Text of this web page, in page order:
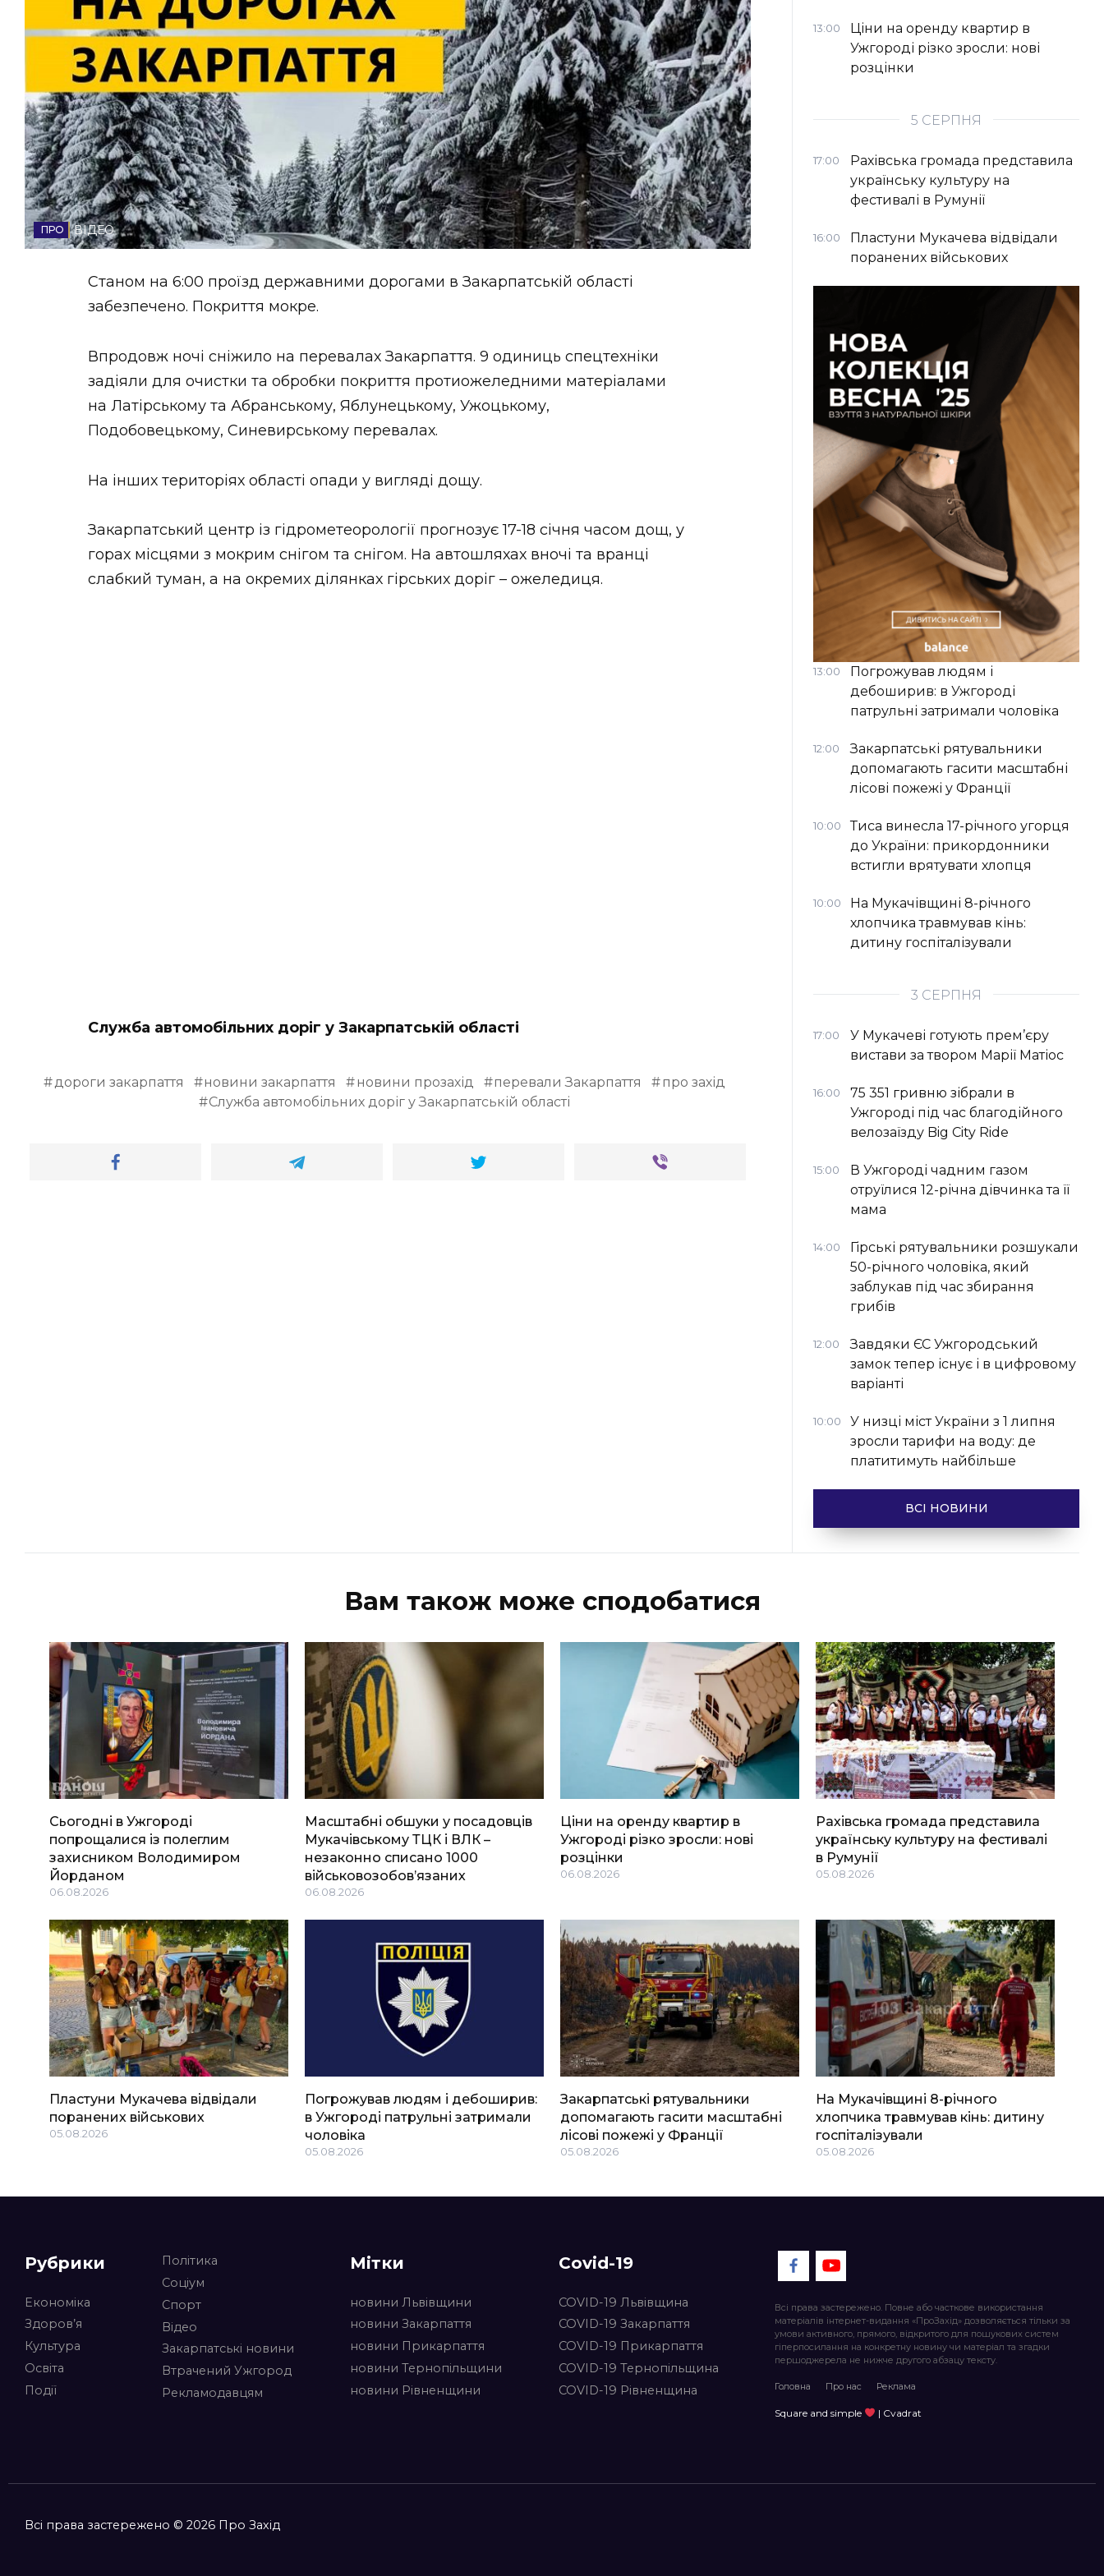
НОВИНИ ЗАХІДНОЇ УКРАЇНИ
ФОТО
ВІДЕО
ВІДЕО
Станом на 6:00 проїзд державними дорогами в Закарпатській області
забезпечено. Покриття мокре.
Впродовж ночі сніжило на перевалах Закарпаття. 9 одиниць спецтехніки
задіяли для очистки та обробки покриття протиожеледними матеріалами
на Латірському та Абранському, Яблунецькому, Ужоцькому,
Подобовецькому, Синевирському перевалах.
На інших територіях області опади у вигляді дощу.
Закарпатський центр із гідрометеорології прогнозує 17-18 січня часом дощ, у
горах місцями з мокрим снігом та снігом. На автошляхах вночі та вранці
слабкий туман, а на окремих ділянках гірських доріг – ожеледиця.
Служба автомобільних доріг у Закарпатській області
дороги закарпаття новини закарпаття новини прозахід перевали Закарпаття
про захід
Служба автомобільних доріг у Закарпатській області
13:00
Ціни на оренду квартир в
Ужгороді різко зросли: нові
розцінки
5 СЕРПНЯ
17:00
Рахівська громада представила
українську культуру на
фестивалі в Румунії
16:00
Пластуни Мукачева відвідали
поранених військових
13:00
Погрожував людям і
дебоширив: в Ужгороді
патрульні затримали чоловіка
12:00
Закарпатські рятувальники
допомагають гасити масштабні
лісові пожежі у Франції
10:00
Тиса винесла 17-річного угорця
до України: прикордонники
встигли врятувати хлопця
10:00
На Мукачівщині 8-річного
хлопчика травмував кінь:
дитину госпіталізували
3 СЕРПНЯ
17:00
У Мукачеві готують прем’єру
вистави за твором Марії Матіос
16:00
75 351 гривню зібрали в
Ужгороді під час благодійного
велозаїзду Big Сity Ride
15:00
В Ужгороді чадним газом
отруїлися 12-річна дівчинка та її
мама
14:00
Гірські рятувальники розшукали
50-річного чоловіка, який
заблукав під час збирання
грибів
12:00
Завдяки ЄС Ужгородський
замок тепер існує і в цифровому
варіанті
10:00
У низці міст України з 1 липня
зросли тарифи на воду: де
платитимуть найбільше
ВСІ НОВИНИ
Вам також може сподобатися
Сьогодні в Ужгороді
попрощалися із полеглим
захисником Володимиром
Йорданом
06.08.2026
Масштабні обшуки у посадовців
Мукачівському ТЦК і ВЛК –
незаконно списано 1000
військовозобов’язаних
06.08.2026
Ціни на оренду квартир в
Ужгороді різко зросли: нові
розцінки
06.08.2026
Рахівська громада представила
українську культуру на фестивалі
в Румунії
05.08.2026
Пластуни Мукачева відвідали
поранених військових
05.08.2026
Погрожував людям і дебоширив:
в Ужгороді патрульні затримали
чоловіка
05.08.2026
Закарпатські рятувальники
допомагають гасити масштабні
лісові пожежі у Франції
05.08.2026
На Мукачівщині 8-річного
хлопчика травмував кінь: дитину
госпіталізували
05.08.2026
Рубрики
Економіка
Здоров’я
Культура
Освіта
Події
Політика
Соціум
Спорт
Відео
Закарпатські новини
Втрачений Ужгород
Рекламодавцям
Мітки
новини Львівщини
новини Закарпаття
новини Прикарпаття
новини Тернопільщини
новини Рівненщини
Covid-19
COVID-19 Львівщина
COVID-19 Закарпаття
COVID-19 Прикарпаття
COVID-19 Тернопільщина
COVID-19 Рівненщина
Всі права застережено. Повне або часткове використання
матеріалів інтернет-видання «ПроЗахід» дозволяється тільки за
умови активного, прямого, відкритого для пошукових систем
гіперпосилання на конкретну новину чи матеріал та згадки
першоджерела не нижче другого абзацу тексту.
Головна Про нас Реклама
Square and simple | Cvadrat
Всі права застережено © 2026 Про Захід